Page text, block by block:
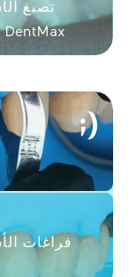
فعالة تمنحك ابتسامة مشرقة في DentMax